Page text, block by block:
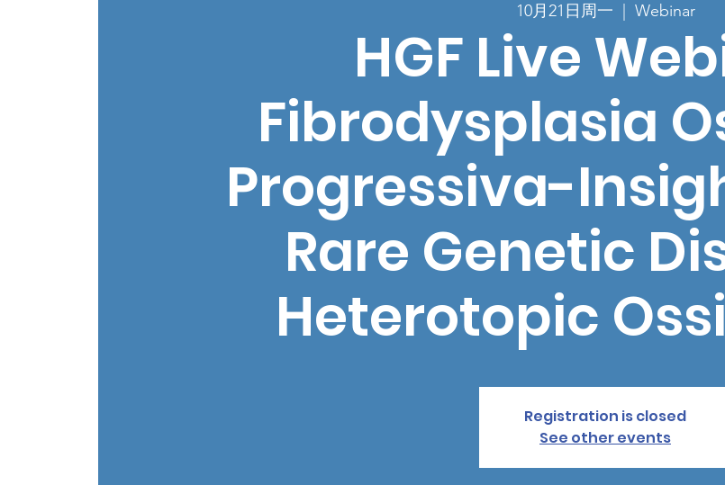
10月21日周一 Webinar
HGF Live
Fibrodysplasia
Progressiva-
Rare Genetic
Heterotopic
Registration is closed
See other events